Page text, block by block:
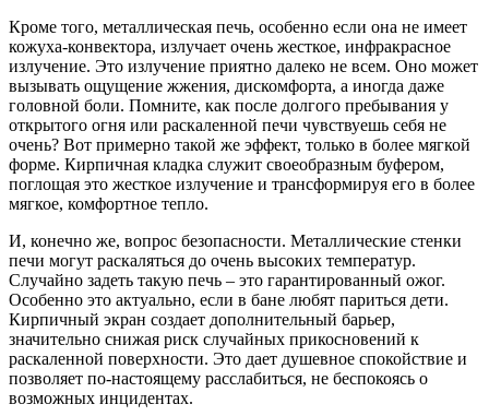
Кроме того, металлическая печь, особенно если она не имеет
кожуха-конвектора, излучает очень жесткое, инфракрасное
излучение. Это излучение приятно далеко не всем. Оно может
вызывать ощущение жжения, дискомфорта, а иногда даже
головной боли. Помните, как после долгого пребывания у
открытого огня или раскаленной печи чувствуешь себя не
очень? Вот примерно такой же эффект, только в более мягкой
форме. Кирпичная кладка служит своеобразным буфером,
поглощая это жесткое излучение и трансформируя его в более
мягкое, комфортное тепло.
И, конечно же, вопрос безопасности. Металлические стенки
печи могут раскаляться до очень высоких температур.
Случайно задеть такую печь – это гарантированный ожог.
Особенно это актуально, если в бане любят париться дети.
Кирпичный экран создает дополнительный барьер,
значительно снижая риск случайных прикосновений к
раскаленной поверхности. Это дает душевное спокойствие и
позволяет по-настоящему расслабиться, не беспокоясь о
возможных инцидентах.